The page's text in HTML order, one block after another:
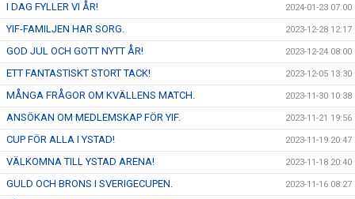
I DAG FYLLER VI ÅR! 2024-01-23 07:00
YIF-FAMILJEN HAR SORG. 2023-12-28 12:17
GOD JUL OCH GOTT NYTT ÅR! 2023-12-24 08:00
ETT FANTASTISKT STORT TACK! 2023-12-05 13:30
MÅNGA FRÅGOR OM KVÄLLENS MATCH. 2023-11-30 10:38
ANSÖKAN OM MEDLEMSKAP FÖR YIF. 2023-11-21 19:56
CUP FÖR ALLA I YSTAD! 2023-11-19 20:47
VÄLKOMNA TILL YSTAD ARENA! 2023-11-18 20:40
GULD OCH BRONS I SVERIGECUPEN. 2023-11-16 08:27